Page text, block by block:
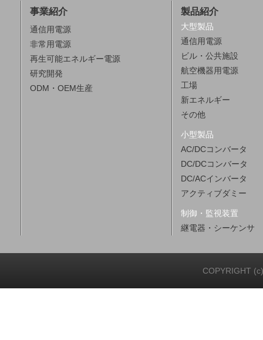
事業紹介
通信用電源
非常用電源
再生可能エネルギー電源
研究開発
ODM・OEM生産
製品紹介
大型製品
通信用電源
ビル・公共施設
航空機器用電源
工場
新エネルギー
その他
小型製品
AC/DCコンバータ
DC/DCコンバータ
DC/ACインバータ
アクティブダミー
制御・監視装置
継電器・シーケンサ
COPYRIGHT